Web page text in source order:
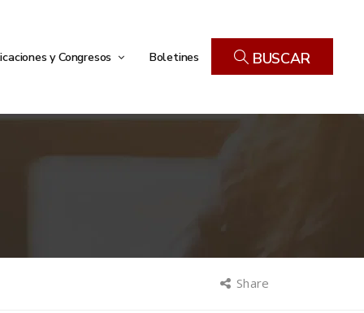
y Congresos Boletines BUSCAR
Share